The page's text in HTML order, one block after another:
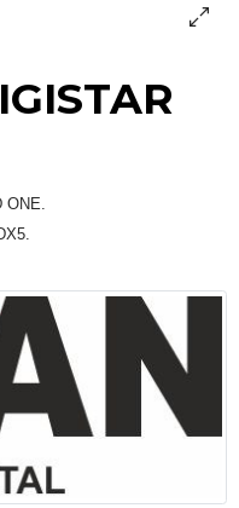
ONE.